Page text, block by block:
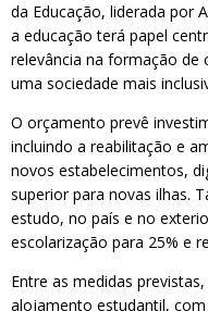
da Educação, liderada por
a educação terá papel
relevância na formação de
uma sociedade mais
O orçamento prevê
incluindo a reabilitação e
novos estabelecimentos,
superior para novas ilhas.
estudo, no país e no
escolarização para 25% e
Entre as medidas
alojamento estudantil, com